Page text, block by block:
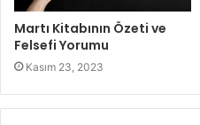
Martı Kitabının Özeti ve
Felsefi Yorumu
Kasım 23, 2023